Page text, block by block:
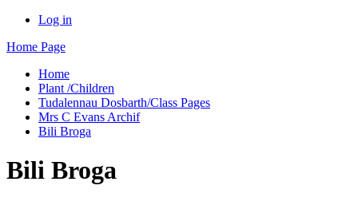
Log in
Home Page
Home
Plant /Children
Tudalennau Dosbarth/Class Pages
Mrs C Evans Archif
Bili Broga
Bili Broga